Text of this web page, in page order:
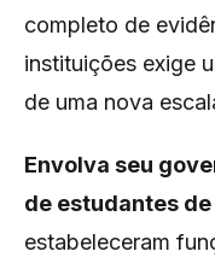
completo de
instituições exige
de uma nova
Envolva seu
de estudantes
estabeleceram